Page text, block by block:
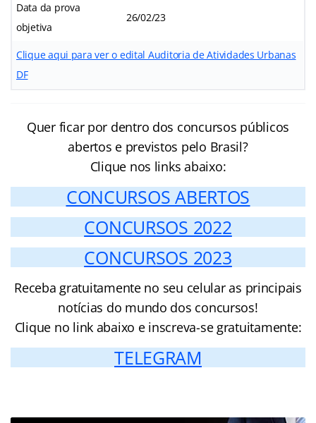
Data da prova
objetiva
26/02/23
Clique aqui para ver o edital Auditoria de Atividades Urbanas
DF
Quer ficar por dentro dos concursos públicos
abertos e previstos pelo Brasil?
Clique nos links abaixo:
CONCURSOS ABERTOS
CONCURSOS 2022
CONCURSOS 2023
Receba gratuitamente no seu celular as principais
notícias do mundo dos concursos!
Clique no link abaixo e inscreva-se gratuitamente:
TELEGRAM